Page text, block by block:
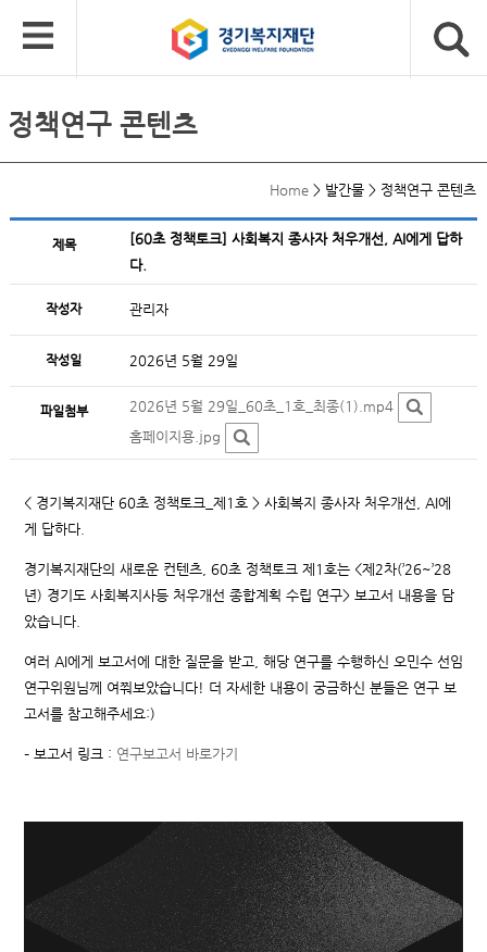
정책연구 콘텐츠
Home > 발간물 > 정책연구 콘텐츠
제목
[60초 정책토크] 사회복지 종사자 처우개선, AI에게 답하
다.
작성자 관리자
작성일 2026년 5월 29일
파일첨부
2026년 5월 29일_60초_1호_최종(1).mp4
홈페이지용.jpg
< 경기복지재단 60초 정책토크_제1호 > 사회복지 종사자 처우개선, AI에
게 답하다.
경기복지재단의 새로운 컨텐츠, 60초 정책토크 제1호는 <제2차(’26~’28
년) 경기도 사회복지사등 처우개선 종합계획 수립 연구> 보고서 내용을 담
았습니다.
여러 AI에게 보고서에 대한 질문을 받고, 해당 연구를 수행하신 오민수 선임
연구위원님께 여쭤보았습니다! 더 자세한 내용이 궁금하신 분들은 연구 보
고서를 참고해주세요:)
– 보고서 링크 : 연구보고서 바로가기